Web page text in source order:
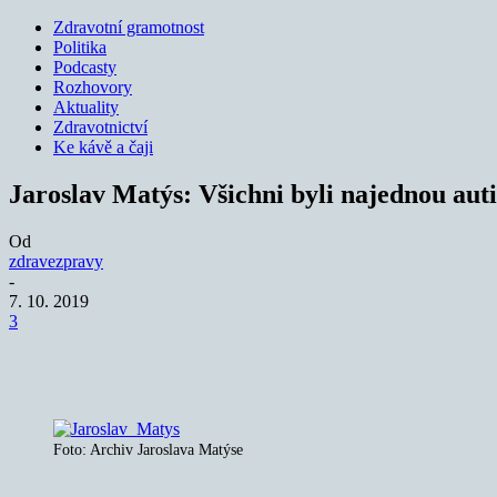
Zdravotní gramotnost
Politika
Podcasty
Rozhovory
Aktuality
Zdravotnictví
Ke kávě a čaji
Jaroslav Matýs: Všichni byli najednou
Od
zdravezpravy
-
7. 10. 2019
3
Foto: Archiv Jaroslava Matýse